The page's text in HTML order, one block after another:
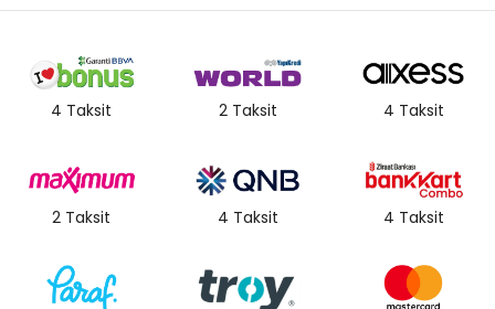
4 Taksit 2 Taksit 4 Taksit
2 Taksit 4 Taksit 4 Taksit